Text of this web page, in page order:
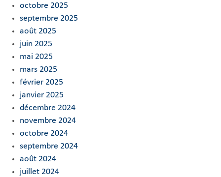
octobre 2025
septembre 2025
août 2025
juin 2025
mai 2025
mars 2025
février 2025
janvier 2025
décembre 2024
novembre 2024
octobre 2024
septembre 2024
août 2024
juillet 2024